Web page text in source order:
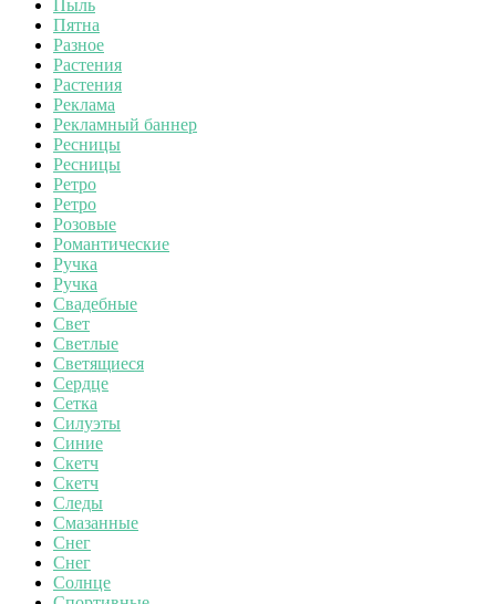
Пыль
Пятна
Разное
Растения
Растения
Реклама
Рекламный баннер
Ресницы
Ресницы
Ретро
Ретро
Розовые
Романтические
Ручка
Ручка
Свадебные
Свет
Светлые
Светящиеся
Сердце
Сетка
Силуэты
Синие
Скетч
Скетч
Следы
Смазанные
Снег
Снег
Солнце